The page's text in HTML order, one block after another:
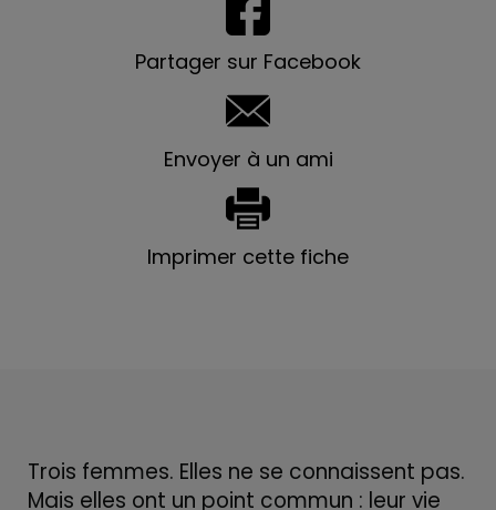
Partager sur Facebook
Envoyer à un ami
Imprimer cette fiche
Trois femmes. Elles ne se connaissent pas.
Mais elles ont un point commun : leur vie